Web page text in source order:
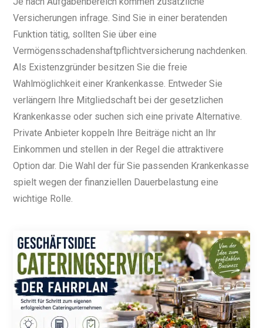
Versicherungen infrage. Sind Sie in einer beratenden
Funktion tätig, sollten Sie über eine
Vermögensschadenshaftpflichtversicherung nachdenken.
Als Existenzgründer besitzen Sie die freie
Wahlmöglichkeit einer Krankenkasse. Entweder Sie
verlängern Ihre Mitgliedschaft bei der gesetzlichen
Krankenkasse oder suchen sich eine private Alternative.
Private Anbieter koppeln Ihre Beiträge nicht an Ihr
Einkommen und stellen in der Regel die attraktivere
Option dar. Die Wahl der für Sie passenden Krankenkasse
spielt wegen der finanziellen Dauerbelastung eine
wichtige Rolle.